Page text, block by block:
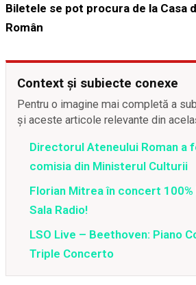
Biletele se pot procura de la Casa
Român
Context și subiecte conexe
Pentru o imagine mai completă a
și aceste articole relevante din
Directorul Ateneului Roman a
comisia din Ministerul Culturii
Florian Mitrea în concert
Sala Radio!
LSO Live – Beethoven: Piano
Triple Concerto